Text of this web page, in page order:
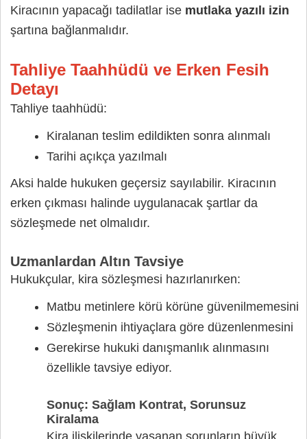
Kiracının yapacağı tadilatlar ise mutlaka yazılı izin
şartına bağlanmalıdır.
Tahliye Taahhüdü ve Erken Fesih
Detayı
Tahliye taahhüdü:
Kiralanan teslim edildikten sonra alınmalı
Tarihi açıkça yazılmalı
Aksi halde hukuken geçersiz sayılabilir. Kiracının
erken çıkması halinde uygulanacak şartlar da
sözleşmede net olmalıdır.
Uzmanlardan Altın Tavsiye
Hukukçular, kira sözleşmesi hazırlanırken:
Matbu metinlere körü körüne güvenilmemesini
Sözleşmenin ihtiyaçlara göre düzenlenmesini
Gerekirse hukuki danışmanlık alınmasını
özellikle tavsiye ediyor.
Sonuç: Sağlam Kontrat, Sorunsuz
Kiralama